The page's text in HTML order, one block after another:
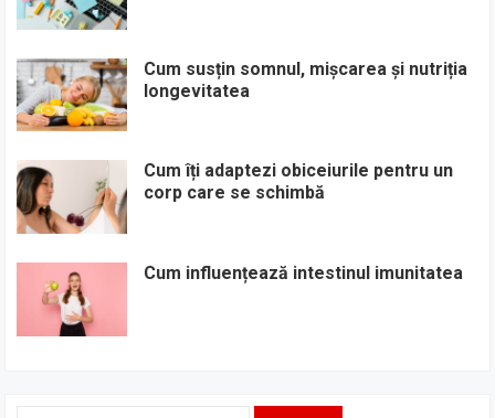
Cum susțin somnul, mișcarea și nutriția
longevitatea
Cum îți adaptezi obiceiurile pentru un
corp care se schimbă
Cum influențează intestinul imunitatea